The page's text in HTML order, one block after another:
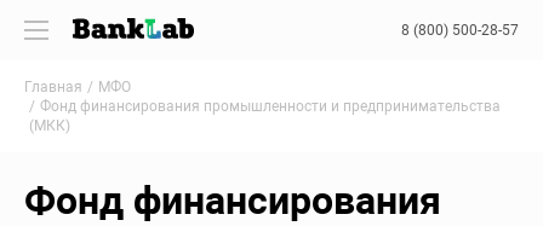
8 (800) 500-28-57
Главная
МФО
Фонд финансирования промышленности и предпринимательства
(МКК)
Фонд финансирования